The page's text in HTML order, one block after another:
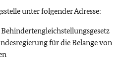
unter folgender Adresse:
für die Belange von